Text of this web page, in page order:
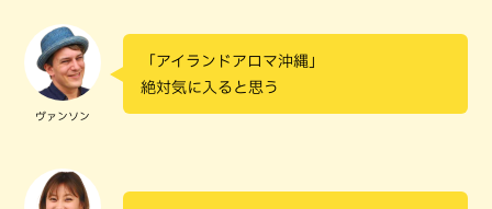
ヴァンソン
「アイランドアロマ沖縄」
絶対気に入ると思う